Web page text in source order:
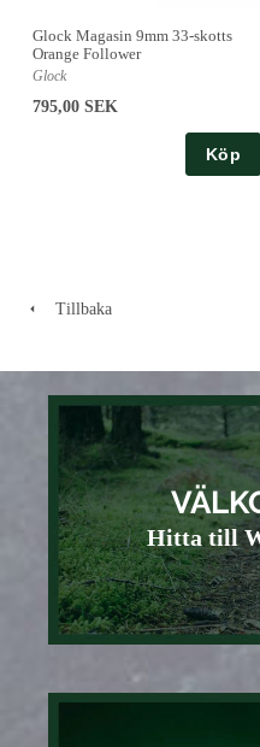
Glock Magasin 9mm 33-skotts
Orange Follower
Glock
795,00 SEK
Köp
Tillbaka
Hitta till